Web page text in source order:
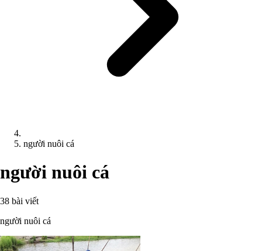
người nuôi cá
người nuôi cá
38 bài viết
người nuôi cá